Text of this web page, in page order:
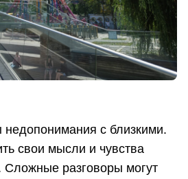
с близкими.
свои мысли и чувства
Сложные разговоры могут